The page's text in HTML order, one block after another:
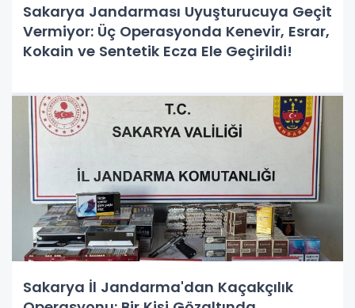
Sakarya Jandarması Uyuşturucuya Geçit
Vermiyor: Üç Operasyonda Kenevir, Esrar,
Kokain ve Sentetik Ecza Ele Geçirildi!
Sakarya İl Jandarma'dan Kaçakçılık